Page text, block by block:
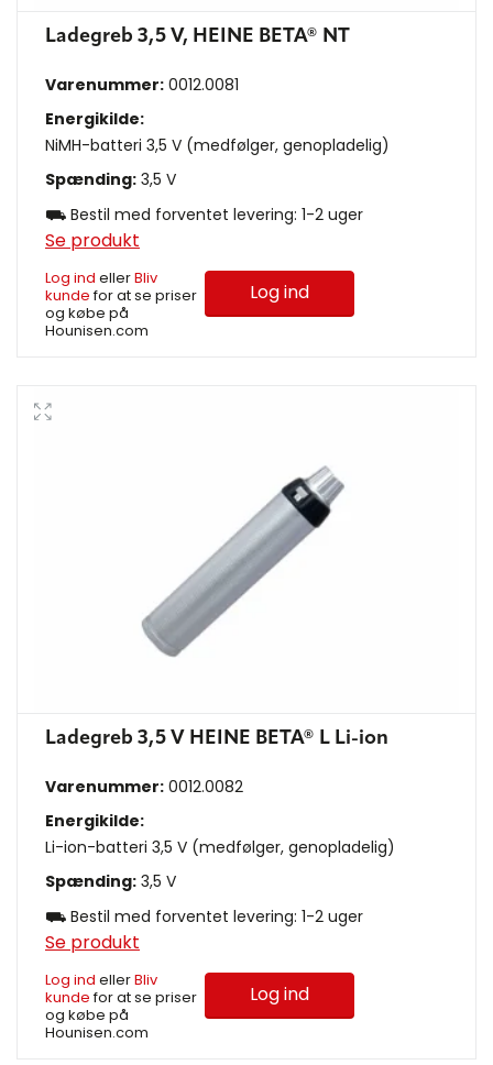
Ladegreb 3,5 V, HEINE BETA® NT
Varenummer: 0012.0081
Energikilde:
NiMH-batteri 3,5 V (medfølger, genopladelig)
Spænding: 3,5 V
⛟ Bestil med forventet levering: 1-2 uger
Se produkt
Log ind ellerBliv
kundefor at se priser
og købe på
Hounisen.com
Log ind
Ladegreb 3,5 V HEINE BETA® L Li-ion
Varenummer: 0012.0082
Energikilde:
Li-ion-batteri 3,5 V (medfølger, genopladelig)
Spænding: 3,5 V
⛟ Bestil med forventet levering: 1-2 uger
Se produkt
Log ind ellerBliv
kundefor at se priser
og købe på
Hounisen.com
Log ind